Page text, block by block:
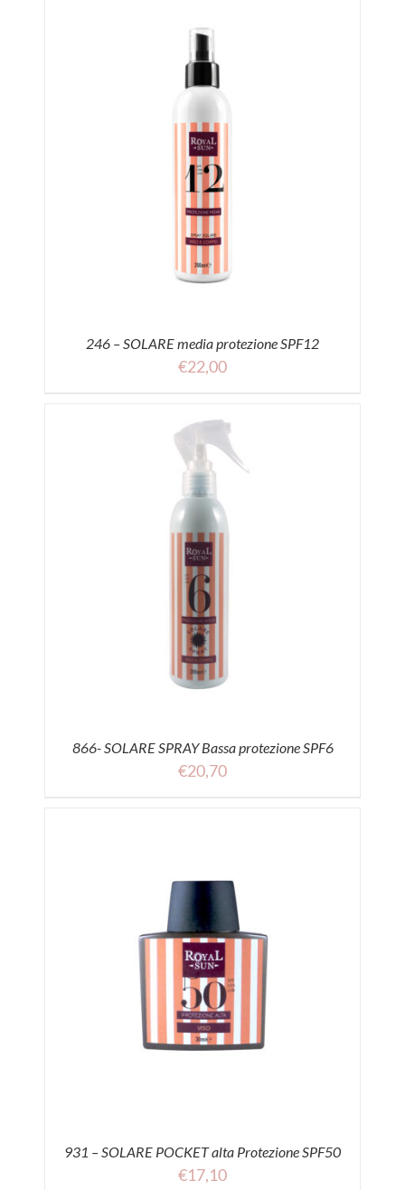
246 – SOLARE media protezione SPF12
€22,00
866- SOLARE SPRAY Bassa protezione SPF6
€20,70
931 – SOLARE POCKET alta Protezione SPF50
€17,10